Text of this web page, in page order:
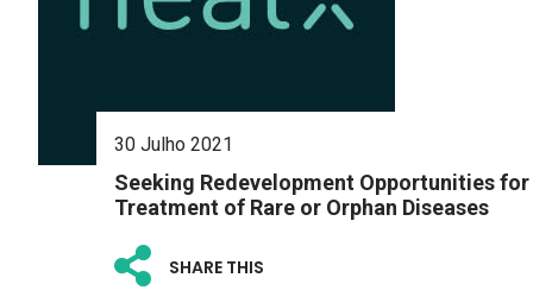
30 Julho 2021
Seeking Redevelopment Opportunities
Treatment of Rare or Orphan Diseases
SHARE THIS